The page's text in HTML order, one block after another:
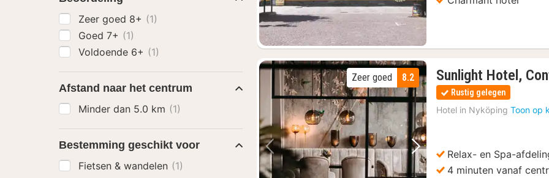
Vorige foto Volgende foto
8.2
Zeer goed Sunlight Hotel,
Rustig gelegen
Hotel in Nyköping Toon op
Relax- en Spa-
4 minuten vanaf
Zeer goed 8+ (1)
Goed 7+ (1)
Voldoende 6+ (1)
Afstand naar het centrum
Minder dan 5.0 km (1)
Bestemming geschikt voor
Fietsen & wandelen (1)